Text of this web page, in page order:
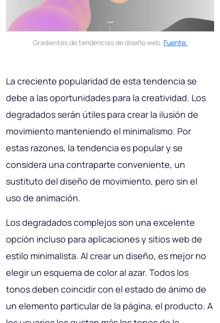
Gradientes de tendencias de diseño web. Fuente.
La creciente popularidad de esta tendencia se
debe a las oportunidades para la creatividad. Los
degradados serán útiles para crear la ilusión de
movimiento manteniendo el minimalismo. Por
estas razones, la tendencia es popular y se
considera una contraparte conveniente, un
sustituto del diseño de movimiento, pero sin el
uso de animación.
Los degradados complejos son una excelente
opción incluso para aplicaciones y sitios web de
estilo minimalista. Al crear un diseño, es mejor no
elegir un esquema de color al azar. Todos los
tonos deben coincidir con el estado de ánimo de
un elemento particular de la página, el producto. A